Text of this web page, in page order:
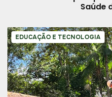
Saúde
EDUCAÇÃO E TECNOLOGIA